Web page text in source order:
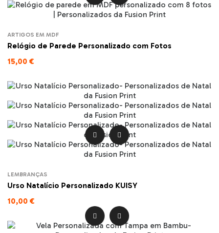
ARTIGOS EM MDF
Relógio de Parede Personalizado com Fotos
15,00 €
 
LEMBRANÇAS
Urso Natalício Personalizado KUISY
10,00 €
 